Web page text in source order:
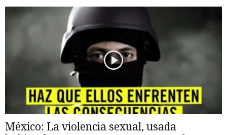
México: La violencia sexual, usada